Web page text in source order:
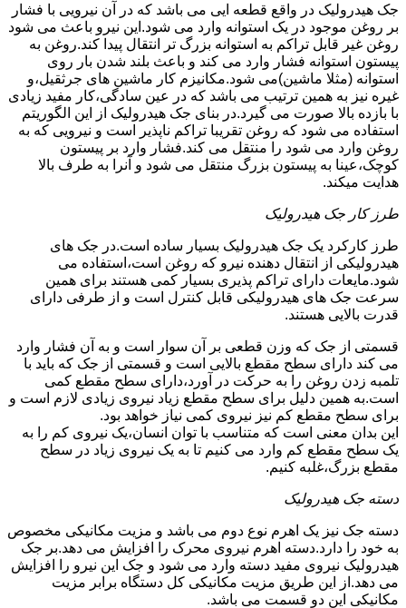
جک هیدرولیک در واقع قطعه ایی می باشد که در آن نیرویی با فشار
بر روغن موجود در یک استوانه وارد می شود.این نیرو باعث می شود
روغن غیر قابل تراکم به استوانه بزرگ تر انتقال پیدا کند.روغن به
پیستون استوانه فشار وارد می کند و باعث بلند شدن بار روی
استوانه (مثلا ماشین)می شود.مکانیزم کار ماشین های جرثقیل،و
غیره نیز به همین ترتیب می باشد که در عین سادگی،کار مفید زیادی
با بازده بالا صورت می گیرد.در بنای جک هیدرولیک از این الگوریتم
استفاده می شود که روغن تقریبا تراکم ناپذیر است و نیرویی که به
روغن وارد می شود را منتقل می کند.فشار وارد بر پیستون
کوچک،عینا به پیستون بزرگ منتقل می شود و آنرا به طرف بالا
هدایت میکند.
طرز کار جک هیدرولیک
طرز کارکرد یک جک هیدرولیک بسیار ساده است.در جک های
هیدرولیکی از انتقال دهنده نیرو که روغن است،استفاده می
شود.مایعات دارای تراکم پذیری بسیار کمی هستند برای همین
سرعت جک های هیدرولیکی قابل کنترل است و از طرفی دارای
قدرت بالایی هستند.
قسمتی از جک که وزن قطعی بر آن سوار است و به آن فشار وارد
می کند دارای سطح مقطع بالایی است و قسمتی از جک که باید با
تلمبه زدن روغن را به حرکت در آورد،دارای سطح مقطع کمی
است.به همین دلیل برای سطح مقطع زیاد نیروی زیادی لازم است و
برای سطح مقطع کم نیز نیروی کمی نیاز خواهد بود.
این بدان معنی است که متناسب با توان انسان،یک نیروی کم را به
یک سطح مقطع کم وارد می کنیم تا به یک نیروی زیاد در سطح
مقطع بزرگ،غلبه کنیم.
دسته جک هیدرولیک
دسته جک نیز یک اهرم نوع دوم می باشد و مزیت مکانیکی مخصوص
به خود را دارد.دسته اهرم نیروی محرک را افزایش می دهد.بر جک
هیدرولیک نیروی مفید دسته وارد می شود و جک این نیرو را افزایش
می دهد.از این طریق مزیت مکانیکی کل دستگاه برابر مزیت
مکانیکی این دو قسمت می باشد.